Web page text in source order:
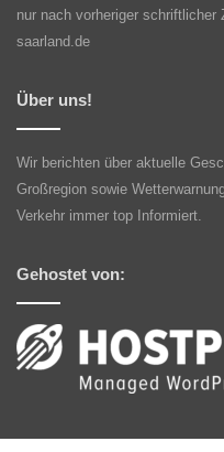
nur nach vorheriger
saarland.de
Über uns!
Wir berichten über aktuelle
Großregion sowie
Verkehr immer top Informiert.
Gehostet von: